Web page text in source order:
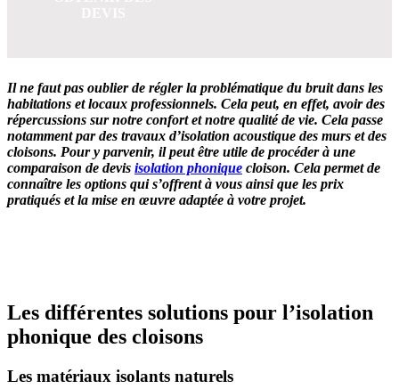
Il ne faut pas oublier de régler la problématique du bruit dans les
habitations et locaux professionnels. Cela peut, en effet, avoir des
répercussions sur notre confort et notre qualité de vie. Cela passe
notamment par des travaux d’isolation acoustique des murs et des
cloisons. Pour y parvenir, il peut être utile de procéder à une
comparaison de devis isolation phonique cloison. Cela permet de
connaître les options qui s’offrent à vous ainsi que les prix
pratiqués et la mise en œuvre adaptée à votre projet.
Les différentes solutions pour l’isolation
phonique des cloisons
Les matériaux isolants naturels